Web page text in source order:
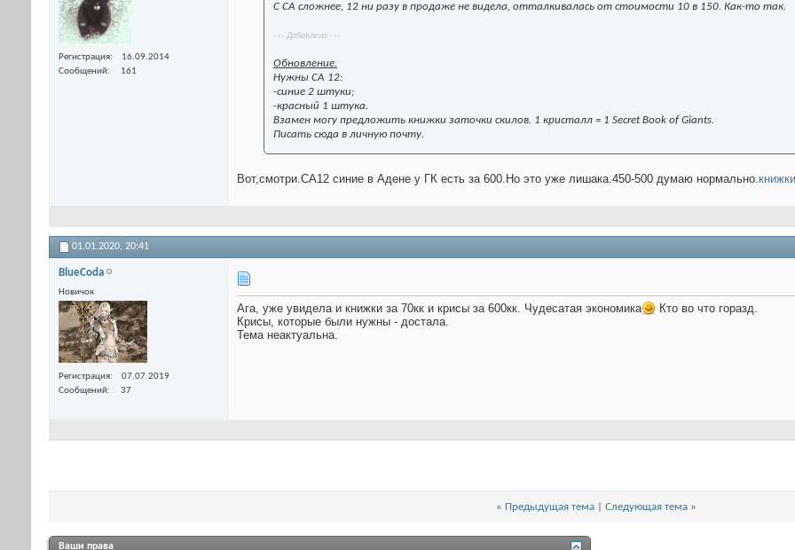
Регистрация
16.09.2014
Сообщений
161
С СА сложнее, 12 ни разу в продаже не видела, отталкивалась от стоимости 10 в 150. Как-то так.
- - - Добавлено - - -
Обновление.
Нужны СА 12:
-синие 2 штуки;
-красный 1 штука.
Взамен могу предложить книжки заточки скилов. 1 кристалл = 1 Secret Book of Giants.
Писать сюда в личную почту.
Вот,смотри.СА12 синие в Адене у ГК есть за 600.Но это уже лишака.450-500 думаю нормально.
01.01.2020, 20:41
BlueCoda
Новичок
Регистрация
07.07.2019
Сообщений
37
Ага, уже увидела и книжки за 70кк и крисы за 600кк. Чудесатая экономика
Кто во что горазд.
Крисы, которые были нужны - достала.
Тема неактуальна.
« Предыдущая тема Следующая тема »
Ваши права